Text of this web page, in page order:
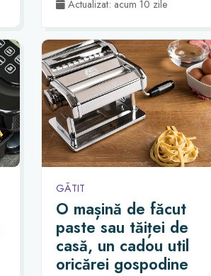
Actualizat: acum 10 zile
GĂTIT
O mașină de făcut
paste sau tăiței de
casă, un cadou util
oricărei gospodine